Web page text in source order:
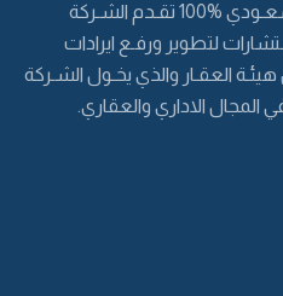
تاسسـت مـنذ 20 عـامـا طـاقم سعـودي %100 تقـدم الشـركة
لتطوير ورفـع ايرادات
العقـار والذي يخـول الشـركة
المجال الاداري والعقاري.